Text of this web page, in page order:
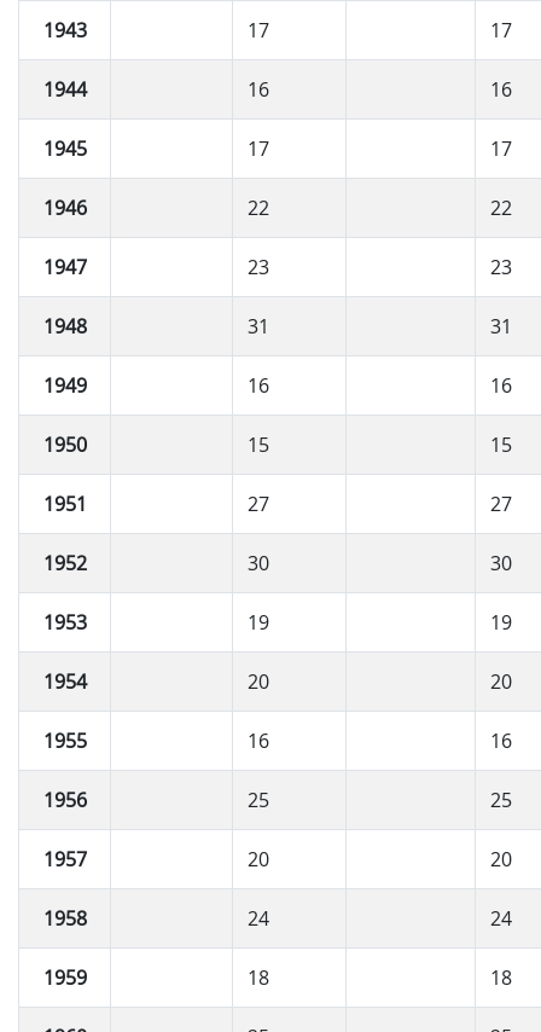
1943 17 17
1944 16 16
1945 17 17
1946 22 22
1947 23 23
1948 31 31
1949 16 16
1950 15 15
1951 27 27
1952 30 30
1953 19 19
1954 20 20
1955 16 16
1956 25 25
1957 20 20
1958 24 24
1959 18 18